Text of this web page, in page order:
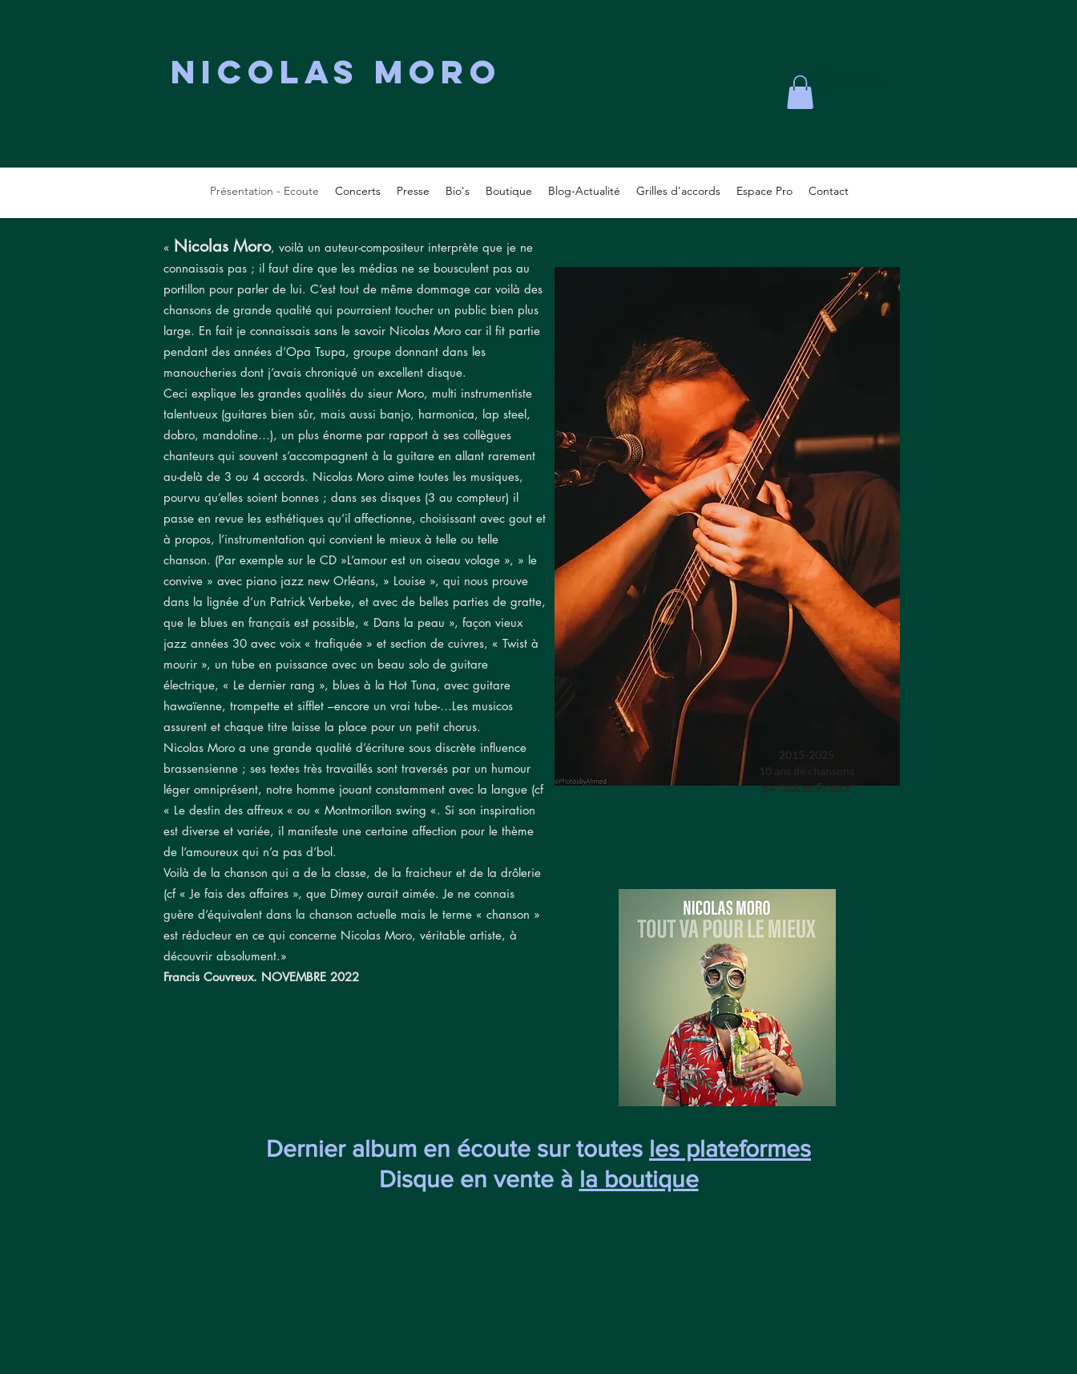
Nicolas MORO
Présentation - Ecoute Concerts Presse Bio's Boutique Blog-Actualité Grilles d'accords Espace Pro Contact
« Nicolas Moro, voilà un auteur-compositeur interprète que je ne
connaissais pas ; il faut dire que les médias ne se bousculent pas au
portillon pour parler de lui. C’est tout de même dommage car voilà des
chansons de grande qualité qui pourraient toucher un public bien plus
large. En fait je connaissais sans le savoir Nicolas Moro car il fit partie
pendant des années d’Opa Tsupa, groupe donnant dans les
manoucheries dont j’avais chroniqué un excellent disque.
Ceci explique les grandes qualités du sieur Moro, multi instrumentiste
talentueux (guitares bien sûr, mais aussi banjo, harmonica, lap steel,
dobro, mandoline…), un plus énorme par rapport à ses collègues
chanteurs qui souvent s’accompagnent à la guitare en allant rarement
au-delà de 3 ou 4 accords. Nicolas Moro aime toutes les musiques,
pourvu qu’elles soient bonnes ; dans ses disques (3 au compteur) il
passe en revue les esthétiques qu’il affectionne, choisissant avec gout et
à propos, l’instrumentation qui convient le mieux à telle ou telle
chanson. (Par exemple sur le CD »L’amour est un oiseau volage », » le
convive » avec piano jazz new Orléans, » Louise », qui nous prouve
dans la lignée d’un Patrick Verbeke, et avec de belles parties de gratte,
que le blues en français est possible, « Dans la peau », façon vieux
jazz années 30 avec voix « trafiquée » et section de cuivres, « Twist à
mourir », un tube en puissance avec un beau solo de guitare
électrique, « Le dernier rang », blues à la Hot Tuna, avec guitare
hawaïenne, trompette et sifflet –encore un vrai tube-…Les musicos
assurent et chaque titre laisse la place pour un petit chorus.
Nicolas Moro a une grande qualité d’écriture sous discrète influence
brassensienne ; ses textes très travaillés sont traversés par un humour
léger omniprésent, notre homme jouant constamment avec la langue (cf
« Le destin des affreux « ou « Montmorillon swing «. Si son inspiration
est diverse et variée, il manifeste une certaine affection pour le thème
de l’amoureux qui n’a pas d’bol.
Voilà de la chanson qui a de la classe, de la fraicheur et de la drôlerie
(cf « Je fais des affaires », que Dimey aurait aimée. Je ne connais
guère d’équivalent dans la chanson actuelle mais le terme « chanson »
est réducteur en ce qui concerne Nicolas Moro, véritable artiste, à
découvrir absolument.»
Francis Couvreux. NOVEMBRE 2022
10 ans de chansons
partout en France
Dernier album en écoute sur toutes les plateformes
Disque en vente à la boutique